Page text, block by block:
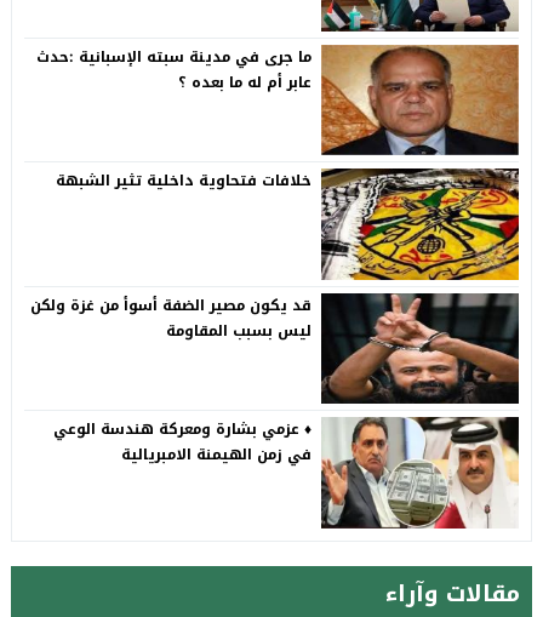
ما جرى في مدينة سبته الإسبانية :حدث
عابر أم له ما بعده ؟
خلافات فتحاوية داخلية تثير الشبهة
قد يكون مصير الضفة أسوأ من غزة ولكن
ليس بسبب المقاومة
♦️ عزمي بشارة ومعركة هندسة الوعي
في زمن الهيمنة الامبريالية
مقالات وآراء